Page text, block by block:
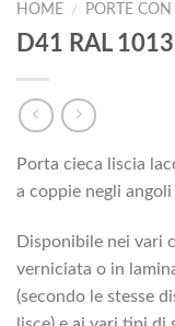
HOME / PORTE CON
D41 RAL 1013
Porta cieca liscia
a coppie negli
Disponibile nei vari
verniciata o in
(secondo le stesse